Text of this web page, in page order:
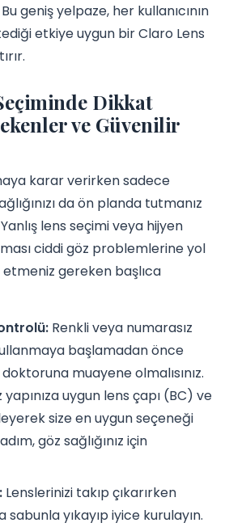
geniş yelpaze, her kullanıcının
etkiye uygun bir Claro Lens
Dikkat
ve Güvenilir
karar verirken sadece
da ön planda tutmanız
lens seçimi veya hijyen
ciddi göz problemlerine yol
gereken başlıca
Renkli veya numarasız
başlamadan önce
muayene olmalısınız.
uygun lens çapı (BC) ve
size en uygun seçeneği
göz sağlığınız için
Lenslerinizi takıp çıkarırken
yıkayıp iyice kurulayın.